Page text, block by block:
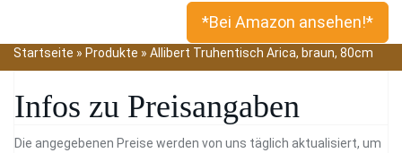
*Bei Amazon ansehen!*
Startseite » Produkte » Allibert Truhentisch Arica, braun, 80cm
Infos zu Preisangaben
Die angegebenen Preise werden von uns täglich aktualisiert, um